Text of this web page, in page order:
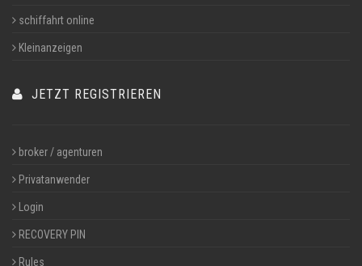
schiffahrt online
Kleinanzeigen
JETZT REGISTRIEREN
broker / agenturen
Privatanwender
Login
RECOVERY PIN
Rules